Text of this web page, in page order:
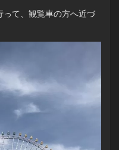
て、観覧車の方へ近づ